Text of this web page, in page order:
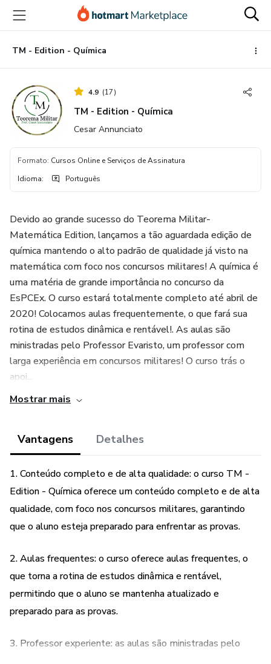
para
conteúdo
principal
para
pagamento
para
rodapéTM - Edition - Química
4.9 (17)
TM - Edition - Química
Cesar Annunciato
Formato: Cursos Online e Serviços de Assinatura
Idioma: Português
Devido ao grande sucesso do Teorema Militar-
Matemática Edition, lançamos a tão aguardada edição de
química mantendo o alto padrão de qualidade já visto na
matemática com foco nos concursos militares! A química é
uma matéria de grande importância no concurso da
EsPCEx. O curso estará totalmente completo até abril de
2020! Colocamos aulas frequentemente, o que fará sua
rotina de estudos dinâmica e rentável!. As aulas são
ministradas pelo Professor Evaristo, um professor com
larga experiência em concursos militares! O curso trás o
apoi...
Mostrar mais
Vantagens Detalhes
1. Conteúdo completo e de alta qualidade: o curso TM -
Edition - Química oferece um conteúdo completo e de alta
qualidade, com foco nos concursos militares, garantindo
que o aluno esteja preparado para enfrentar as provas.
2. Aulas frequentes: o curso oferece aulas frequentes, o
que torna a rotina de estudos dinâmica e rentável,
permitindo que o aluno se mantenha atualizado e
preparado para as provas.
3. Professor experiente: as aulas são ministradas pelo